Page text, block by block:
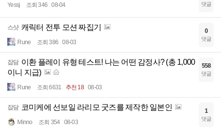
Yessj 조회 346 08-04 댓글
스샷 캐릭터 전투 모션 짜집기
Rune 조회 386 08-03
0
댓글
잡담 이환 플레이 유형 테스트! 나는 어떤 감정사? (총 1,000
이니 지급)
Rune 조회 6631 추천 18 08-03
558
댓글
잡담 코미케에 선보일 라리모 굿즈를 제작한 일본인
Minno 조회 354 08-03
1
댓글